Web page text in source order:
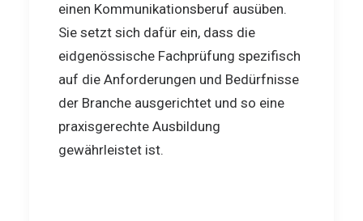
einen Kommunikationsberuf ausüben.
Sie setzt sich dafür ein, dass die
eidgenössische Fachprüfung spezifisch
auf die Anforderungen und Bedürfnisse
der Branche ausgerichtet und so eine
praxisgerechte Ausbildung
gewährleistet ist.